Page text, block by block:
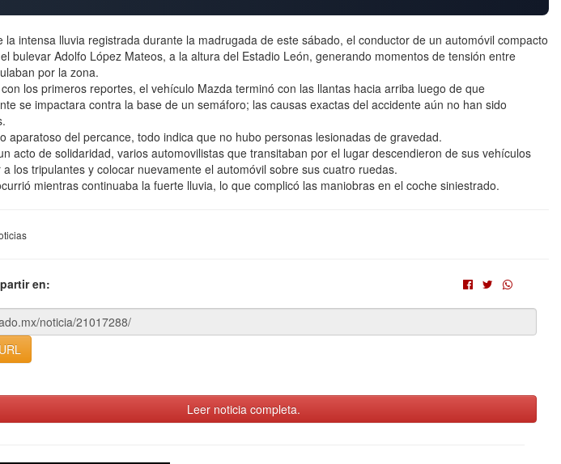
la intensa lluvia registrada durante la madrugada de este sábado, el conductor de un automóvil compacto
bulevar Adolfo López Mateos, a la altura del Estadio León, generando momentos de tensión entre
por la zona.
los primeros reportes, el vehículo Mazda terminó con las llantas hacia arriba luego de que
se impactara contra la base de un semáforo; las causas exactas del accidente aún no han sido
aparatoso del percance, todo indica que no hubo personas lesionadas de gravedad.
acto de solidaridad, varios automovilistas que transitaban por el lugar descendieron de sus vehículos
los tripulantes y colocar nuevamente el automóvil sobre sus cuatro ruedas.
mientras continuaba la fuerte lluvia, lo que complicó las maniobras en el coche siniestrado.
en:
Leer noticia completa.